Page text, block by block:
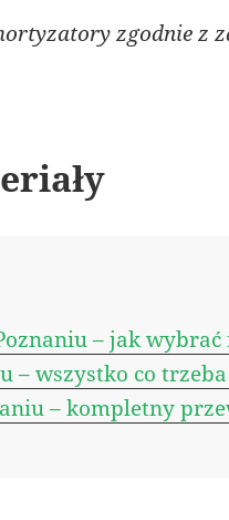
zgodnie z
– jak
– wszystko co
– kompletny